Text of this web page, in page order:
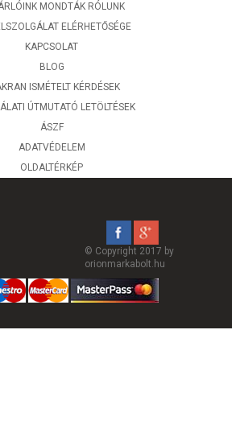
MONDTÁK RÓLUNK
ELÉRHETŐSÉGE
KAPCSOLAT
BLOG
ISMÉTELT KÉRDÉSEK
ÚTMUTATÓ LETÖLTÉSEK
ÁSZF
ADATVÉDELEM
OLDALTÉRKÉP
© Copyright 2017 by
orionmarkabolt.hu